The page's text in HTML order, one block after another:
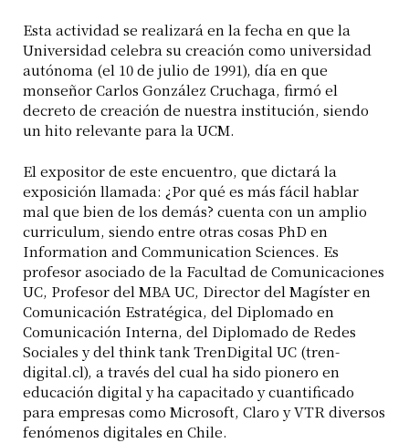
Esta actividad se realizará en la fecha en que la
Universidad celebra su creación como universidad
autónoma (el 10 de julio de 1991), día en que
monseñor Carlos González Cruchaga, firmó el
decreto de creación de nuestra institución, siendo
un hito relevante para la UCM.
El expositor de este encuentro, que dictará la
exposición llamada: ¿Por qué es más fácil hablar
mal que bien de los demás? cuenta con un amplio
curriculum, siendo entre otras cosas PhD en
Information and Communication Sciences. Es
profesor asociado de la Facultad de Comunicaciones
UC, Profesor del MBA UC, Director del Magíster en
Comunicación Estratégica, del Diplomado en
Comunicación Interna, del Diplomado de Redes
Sociales y del think tank TrenDigital UC (tren-
digital.cl), a través del cual ha sido pionero en
educación digital y ha capacitado y cuantificado
para empresas como Microsoft, Claro y VTR diversos
fenómenos digitales en Chile.